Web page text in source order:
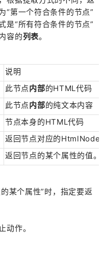
“第一个符合条件的节点”
是“所有符合条件的节点”
容的列表。
说明
此节点内部的HTML代码
此节点内部的纯文本内容
节点本身的HTML代码
返回节点对应的HtmlNode
返回节点的某个属性的值。
某个属性”时，指定要返
动作。